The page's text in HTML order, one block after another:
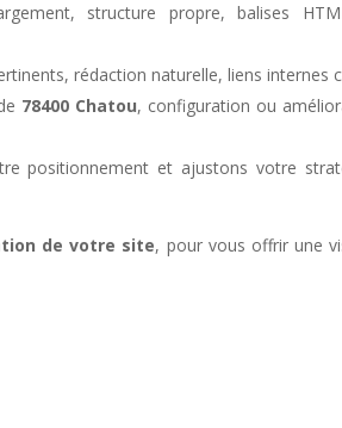
structure propre, balises
rédaction naturelle, liens internes
78400 Chatou, configuration ou
positionnement et ajustons votre
de votre site, pour vous offrir une